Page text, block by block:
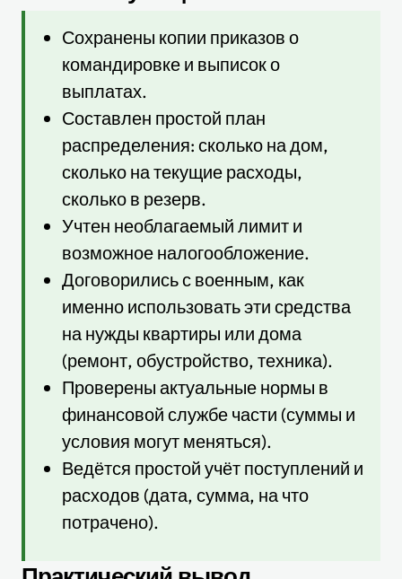
Сохранены копии приказов о
командировке и выписок о
выплатах.
Составлен простой план
распределения: сколько на дом,
сколько на текущие расходы,
сколько в резерв.
Учтен необлагаемый лимит и
возможное налогообложение.
Договорились с военным, как
именно использовать эти средства
на нужды квартиры или дома
(ремонт, обустройство, техника).
Проверены актуальные нормы в
финансовой службе части (суммы и
условия могут меняться).
Ведётся простой учёт поступлений и
расходов (дата, сумма, на что
потрачено).